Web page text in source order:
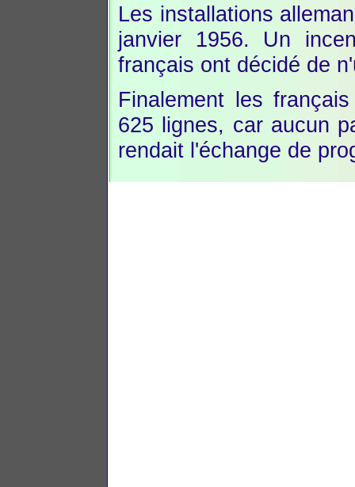
Les installations
janvier 1956. Un
français ont décidé de
Finalement les
625 lignes, car aucun
rendait l'échange de